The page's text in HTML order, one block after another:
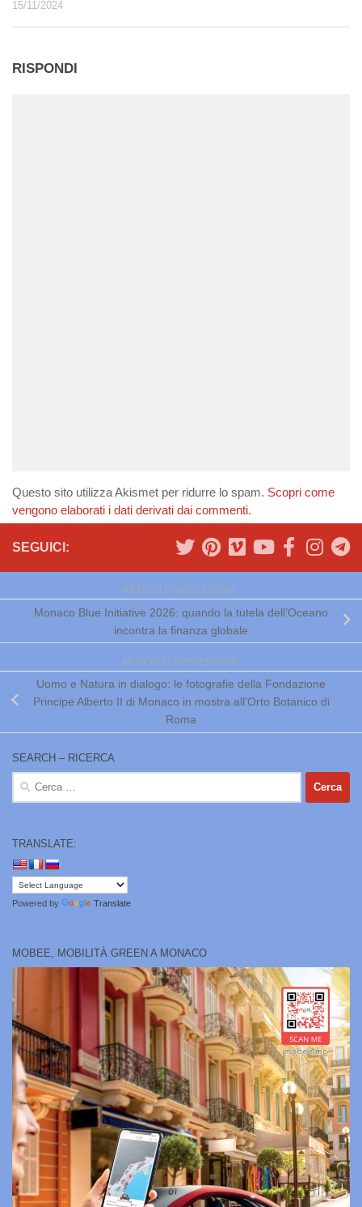
15/11/2024
RISPONDI
Questo sito utilizza Akismet per ridurre lo spam. Scopri come
vengono elaborati i dati derivati dai commenti.
SEGUICI:
ARTICOLO SUCCESSIVO
Monaco Blue Initiative 2026: quando la tutela dell’Oceano
incontra la finanza globale
ARTICOLO PRECEDENTE
Uomo e Natura in dialogo: le fotografie della Fondazione
Principe Alberto II di Monaco in mostra all’Orto Botanico di
Roma
SEARCH – RICERCA
Ricerca
TRANSLATE:
Powered by Translate
MOBEE, MOBILITÀ GREEN A MONACO